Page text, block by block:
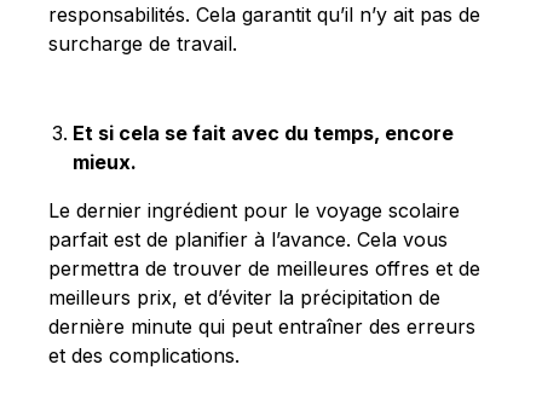
responsabilités. Cela garantit qu’il n’y ait pas de
surcharge de travail.
Et si cela se fait avec du temps, encore
mieux.
Le dernier ingrédient pour le voyage scolaire
parfait est de planifier à l’avance. Cela vous
permettra de trouver de meilleures offres et de
meilleurs prix, et d’éviter la précipitation de
dernière minute qui peut entraîner des erreurs
et des complications.